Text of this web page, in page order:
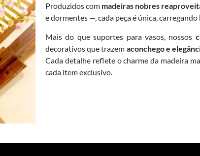
Produzidos com madeiras nobres
e dormentes —, cada peça é única,
Mais do que suportes para vasos, nossos
decorativos que trazem aconchego e
Cada detalhe reflete o charme da madeira
cada item exclusivo.